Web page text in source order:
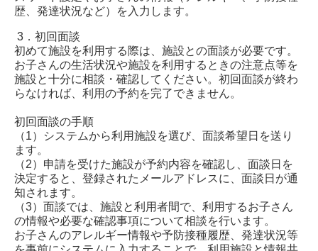
歴、発達状況など）を入力します。
3． 初回面談
初めて施設を利用する際は、施設との面談が必要です。
お子さんの生活状況や施設を利用するときの注意点等を
施設と十分に相談・確認してください。初回面談が終わ
らなければ、利用の予約を完了できません。
初回面談の手順
（1）システムから利用施設を選び、面談希望日を送り
ます。
（2）申請を受けた施設が予約内容を確認し、面談日を
決定すると、登録されたメールアドレスに、面談日が通
知されます。
（3）面談では、施設と利用者間で、利用するお子さん
の情報や必要な確認事項について相談を行います。
お子さんのアレルギー情報や予防接種履歴、発達状況等